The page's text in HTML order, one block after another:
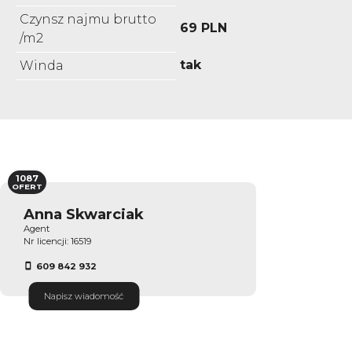
Czynsz najmu brutto
/m2
69 PLN
Winda tak
Anna Skwarciak
Agent
Nr licencji: 16519
609 842 932
Napisz wiadomość
1087
OFERT